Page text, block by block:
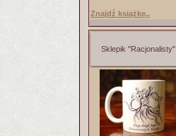
Znajdź książkę..
Sklepik "Racjonalisty"